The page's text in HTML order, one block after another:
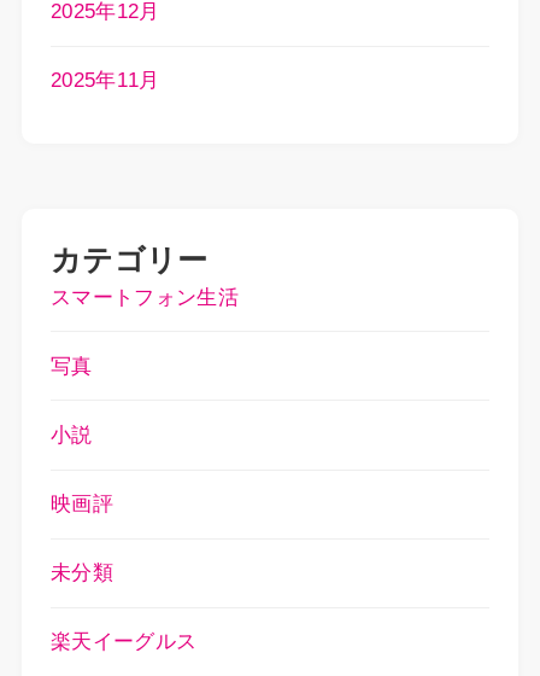
2025年12月
2025年11月
カテゴリー
スマートフォン生活
写真
小説
映画評
未分類
楽天イーグルス